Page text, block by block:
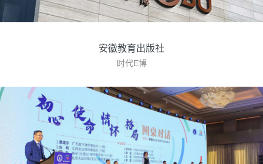
安徽教育出版社
时代E博